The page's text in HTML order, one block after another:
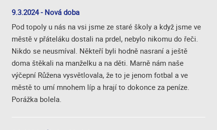
9.3.2024 - Nová doba
Pod topoly u nás na vsi jsme ze staré školy a když jsme ve
městě v přáteláku dostali na prdel, nebylo nikomu do řeči.
Nikdo se neusmíval. Někteří byli hodně nasraní a ještě
doma štěkali na manželku a na děti. Marně nám naše
výčepní Růžena vysvětlovala, že to je jenom fotbal a ve
městě to umí mnohem líp a hrají to dokonce za peníze.
Porážka bolela.